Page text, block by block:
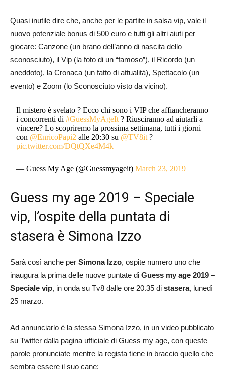
Quasi inutile dire che, anche per le partite in salsa vip, vale il
nuovo potenziale bonus di 500 euro e tutti gli altri aiuti per
giocare: Canzone (un brano dell’anno di nascita dello
sconosciuto), il Vip (la foto di un “famoso”), il Ricordo (un
aneddoto), la Cronaca (un fatto di attualità), Spettacolo (un
evento) e Zoom (lo Sconosciuto visto da vicino).
Il mistero è svelato ? Ecco chi sono i VIP che affiancheranno
i concorrenti di#GuessMyAgeIt ? Riusciranno ad aiutarli a
vincere? Lo scopriremo la prossima settimana, tutti i giorni
con @EnricoPapi2 alle 20:30 su @TV8it ?
pic.twitter.com/DQtQXe4M4k
— Guess My Age (@Guessmyageit)March 23, 2019
Guess my age 2019 – Speciale
vip, l’ospite della puntata di
stasera è Simona Izzo
Sarà così anche per Simona Izzo, ospite numero uno che
inaugura la prima delle nuove puntate di Guess my age 2019 –
Speciale vip, in onda su Tv8 dalle ore 20.35 di stasera, lunedì
25 marzo.
Ad annunciarlo è la stessa Simona Izzo, in un video pubblicato
su Twitter dalla pagina ufficiale di Guess my age, con queste
parole pronunciate mentre la regista tiene in braccio quello che
sembra essere il suo cane: